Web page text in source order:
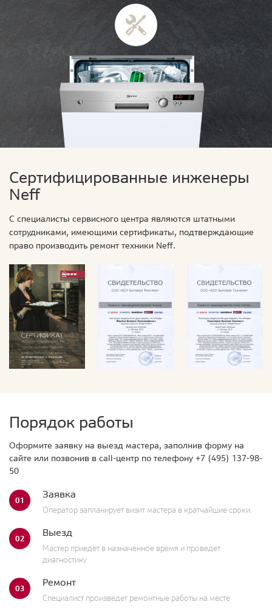
Сертифицированные инженеры
Neff
С специалисты сервисного центра являются штатными
сотрудниками, имеющими сертификаты, подтверждающие
право производить ремонт техники Neff.
Порядок работы
Оформите заявку на выезд мастера, заполнив форму на
сайте или позвонив в call-центр по телефону +7 (495) 137-98-
50
01 Заявка
Оператор запланирует визит мастера в кратчайшие сроки.
02 Выезд
Мастер приедет в назначенное время и проведет
диагностику
03 Ремонт
Специалист произведет ремонтные работы на месте